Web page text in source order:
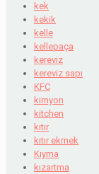
kek
kekik
kelle
kellepaça
kereviz
kereviz sapı
KFC
kimyon
kitchen
kıtır
kıtır ekmek
Kıyma
kızartma